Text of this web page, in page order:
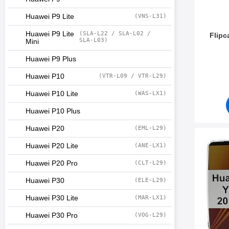
Huawei P9 Lite (VNS-L31)
Huawei P9 Lite
Mini
(SLA-L22 / SLA-L02 /
SLA-L03)
Huawei P9 Plus
Huawei P10 (VTR-L09 / VTR-L29)
Huawei P10 Lite (WAS-LX1)
Huawei P10 Plus
Huawei P20 (EML-L29)
Huawei P20 Lite (ANE-LX1)
Huawei P20 Pro (CLT-L29)
Huawei P30 (ELE-L29)
Huawei P30 Lite (MAR-LX1)
Huawei P30 Pro (VOG-L29)
Merk